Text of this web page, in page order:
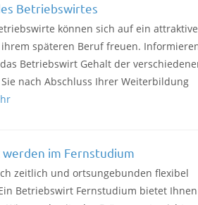
Betriebswirtes
können sich auf ein
späteren Beruf freuen.
Betriebswirt Gehalt der
nach Abschluss Ihrer Weiterbildung
im Fernstudium
zeitlich und ortsungebunden flexibel
Betriebswirt Fernstudium bietet